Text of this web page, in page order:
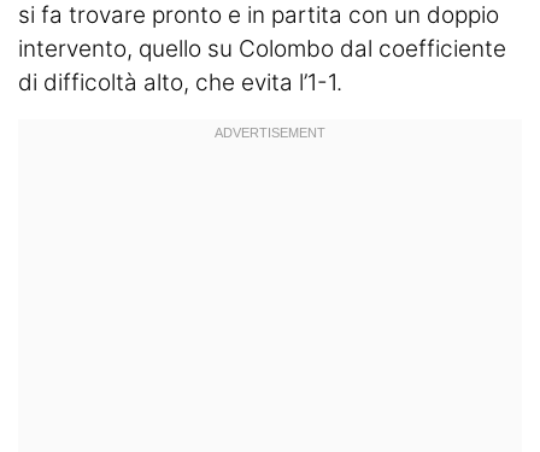
si fa trovare pronto e in partita con un doppio
intervento, quello su Colombo dal coefficiente
di difficoltà alto, che evita l’1-1.